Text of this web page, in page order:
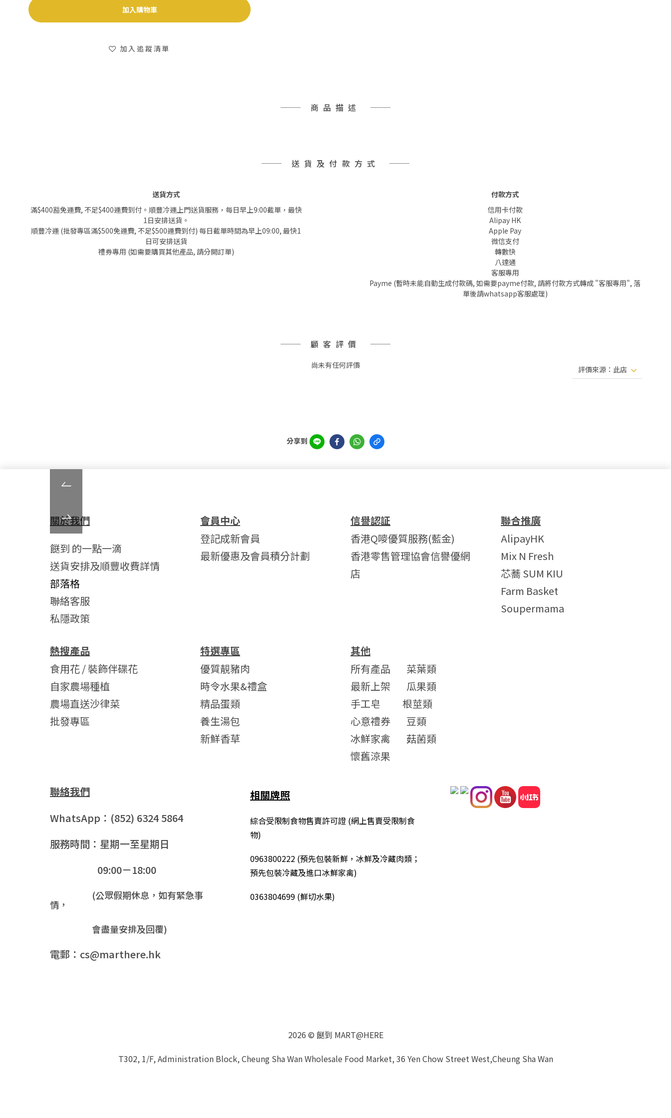
加入購物車
加入追蹤清單
商品描述
送貨及付款方式
送貨方式
滿$400豁免運費, 不足$400運費到付。順豐冷運上門送貨服務，每日早上9:00截單，最快
1日安排送貨。
順豐冷運 (批發專區滿$500免運費, 不足$500運費到付) 每日截單時間為早上09:00, 最快1
日可安排送貨
禮券專用 (如需要購買其他產品, 請分開訂單)
付款方式
信用卡付款
Alipay HK
Apple Pay
微信支付
轉數快
八達通
客服專用
Payme (暫時未能自動生成付款碼, 如需要payme付款, 請將付款方式轉成 "客服專用", 落
單後請whatsapp客服處理)
顧客評價
尚未有任何評價
分享到
關於我們
餸到 的一點一滴
送貨安排及順豐收費詳情
部落格
聯絡客服
私隱政策
會員中心
登記成新會員
最新優惠及會員積分計劃
信譽認証
香港Q嘜優質服務(藍金)
香港零售管理協會信譽優網
店
聯合推廣
AlipayHK
Mix N Fresh
芯蕎 SUM KIU
Farm Basket
Soupermama
熱搜產品
食用花 / 裝飾伴碟花
自家農場種植
農場直送沙律菜
批發專區
特選專區
優質靚豬肉
時令水果&禮盒
精品蛋類
養生湯包
新鮮香草
其他
所有產品
菜葉類
最新上架
瓜果類
手工皂
根莖類
心意禮券
豆類
冰鮮家禽
菇菌類
懷舊涼果
聯絡我們
WhatsApp：(852) 6324 5864
服務時間：星期一至星期日
09:00－18:00
(公眾假期休息，如有緊急事
情，
會盡量安排及回覆)
電郵：cs@marthere.hk
相關牌照
綜合受限制食物售賣許可證 (網上售賣受限制食
物)
0963800222 (預先包裝新鮮，冰鮮及冷藏肉類；
預先包裝冷藏及進口冰鮮家禽)
0363804699 (鮮切水果)
2026 © 餸到 MART@HERE
T302, 1/F, Administration Block, Cheung Sha Wan Wholesale Food Market, 36 Yen Chow Street West,Cheung Sha Wan